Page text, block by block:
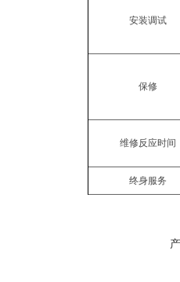
安装调试
保修
维修反应时间
终身服务